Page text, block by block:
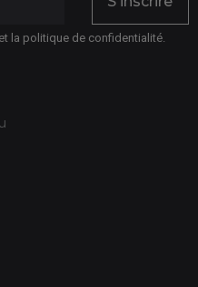
la politique de confidentialité.